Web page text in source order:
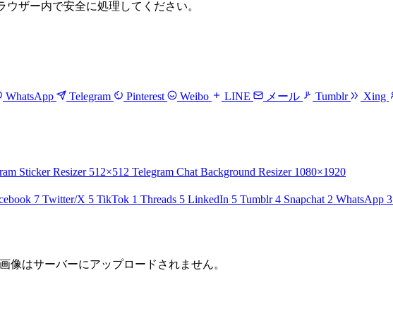
ウザー内で安全に処理してください。
WhatsApp Telegram Pinterest Weibo LINE メール Tumblr Xing
Sticker Resizer 512×512 Telegram Chat Background Resizer 1080×1920
7 Twitter/X 5 TikTok 1 Threads 5 LinkedIn 5 Tumblr 4 Snapchat 2 WhatsApp 3
像はサーバーにアップロードされません。